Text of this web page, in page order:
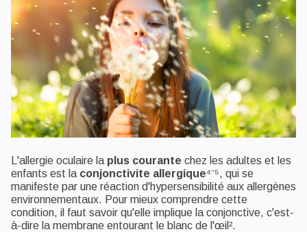
L'allergie oculaire la plus courante chez les adultes et les
enfants est la conjonctivite allergique⁴⁻⁵, qui se
manifeste par une réaction d'hypersensibilité aux allergènes
environnementaux. Pour mieux comprendre cette
condition, il faut savoir qu'elle implique la conjonctive, c'est-
à-dire la membrane entourant le blanc de l'œil².